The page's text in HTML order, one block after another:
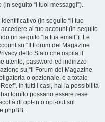
seguito “i tuoi messaggi”).
(in seguito “il tuo
al tuo account (in seguito
(in seguito “la tua email”). Le
su “Il Forum del Magazine
dello Stato che ospita il
utente, password ed indirizzo
su “Il Forum del Magazine
o opzionale, è a totale
In tutti i casi, hai la possibilità
fornito possano essere rese
di opt-in o opt-out sul
phpBB.